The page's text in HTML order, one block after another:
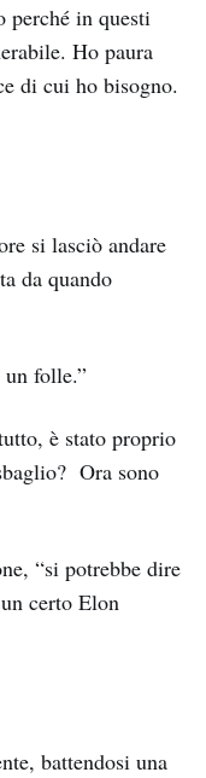
perché in questi
Ho paura
di cui ho bisogno.
si lasciò andare
da quando
folle.”
è stato proprio
Ora sono
“si potrebbe dire
certo Elon
battendosi una